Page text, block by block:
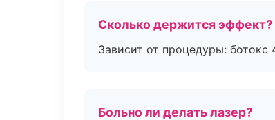
Сколько держится эффект?
Зависит от процедуры:
Больно ли делать лазер?